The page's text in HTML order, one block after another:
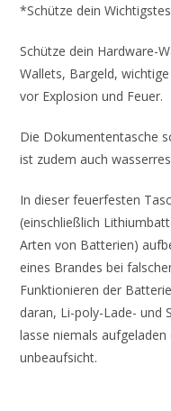
*Schütze dein
Schütze dein Hardware-
Wallets, Bargeld,
vor Explosion und Feuer.
Die Dokumententasche
ist zudem auch
In dieser feuerfesten
(einschließlich
Arten von Batterien)
eines Brandes bei
Funktionieren der
daran, Li-poly-Lade- und
lasse niemals
unbeaufsicht.